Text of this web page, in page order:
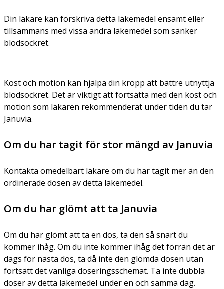
Din läkare kan förskriva detta läkemedel ensamt eller
tillsammans med vissa andra läkemedel som sänker
blodsockret.
Kost och motion kan hjälpa din kropp att bättre utnyttja
blodsockret. Det är viktigt att fortsätta med den kost och
motion som läkaren rekommenderat under tiden du tar
Januvia.
Om du har tagit för stor mängd av Januvia
Kontakta omedelbart läkare om du har tagit mer än den
ordinerade dosen av detta läkemedel.
Om du har glömt att ta Januvia
Om du har glömt att ta en dos, ta den så snart du
kommer ihåg. Om du inte kommer ihåg det förrän det är
dags för nästa dos, ta då inte den glömda dosen utan
fortsätt det vanliga doseringsschemat. Ta inte dubbla
doser av detta läkemedel under en och samma dag.